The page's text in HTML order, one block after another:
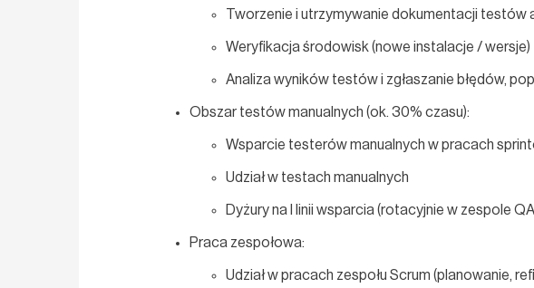
Tworzenie i utrzymywanie dokumentacji testów
Weryfikacja środowisk (nowe instalacje /
Analiza wyników testów i zgłaszanie błędów,
Obszar testów manualnych (ok. 30% czasu):
Wsparcie testerów manualnych w pracach
Udział w testach manualnych
Dyżury na I linii wsparcia (rotacyjnie w zespole
Praca zespołowa:
Udział w pracach zespołu Scrum (planowanie,